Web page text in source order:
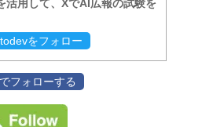
活用して、XでAI広報の試験を
をフォロー
フォローする